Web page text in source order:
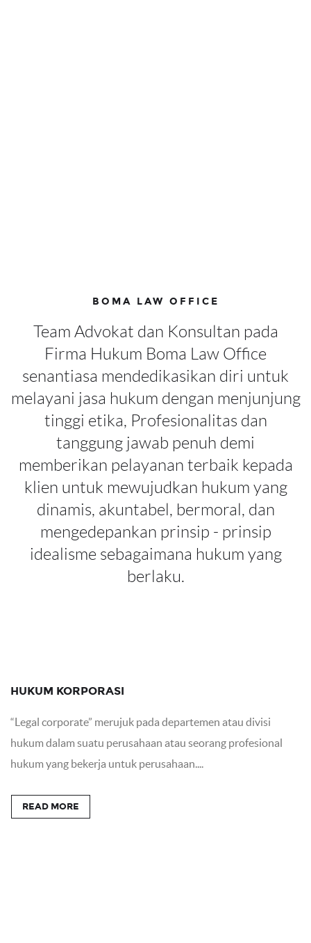
BOMA LAW OFFICE
Team Advokat dan Konsultan pada
Firma Hukum Boma Law Office
senantiasa mendedikasikan diri untuk
melayani jasa hukum dengan menjunjung
tinggi etika, Profesionalitas dan
tanggung jawab penuh demi
memberikan pelayanan terbaik kepada
klien untuk mewujudkan hukum yang
dinamis, akuntabel, bermoral, dan
mengedepankan prinsip - prinsip
idealisme sebagaimana hukum yang
berlaku.
HUKUM KORPORASI
“Legal corporate” merujuk pada departemen atau divisi
hukum dalam suatu perusahaan atau seorang profesional
hukum yang bekerja untuk perusahaan....
READ MORE